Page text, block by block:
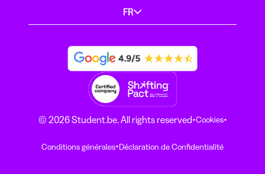
FR
© 2026 Student.be. All rights reserved·Cookies·
Conditions générales·Déclaration de Confidentialité